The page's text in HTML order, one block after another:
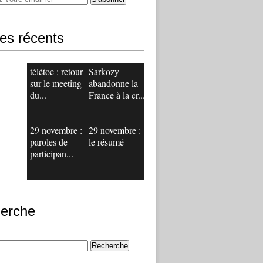
récents
télétoc : retour
sur le meeting
du...
Sarkozy
abandonne la
France à la cr...
29 novembre :
paroles de
participan...
29 novembre :
le résumé